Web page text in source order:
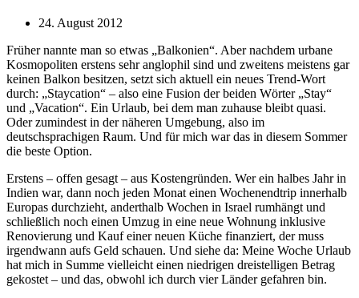
24. August 2012
Früher nannte man so etwas „Balkonien“. Aber nachdem urbane
Kosmopoliten erstens sehr anglophil sind und zweitens meistens gar
keinen Balkon besitzen, setzt sich aktuell ein neues Trend-Wort
durch: „Staycation“ – also eine Fusion der beiden Wörter „Stay“
und „Vacation“. Ein Urlaub, bei dem man zuhause bleibt quasi.
Oder zumindest in der näheren Umgebung, also im
deutschsprachigen Raum. Und für mich war das in diesem Sommer
die beste Option.
Erstens – offen gesagt – aus Kostengründen. Wer ein halbes Jahr in
Indien war, dann noch jeden Monat einen Wochenendtrip innerhalb
Europas durchzieht, anderthalb Wochen in Israel rumhängt und
schließlich noch einen Umzug in eine neue Wohnung inklusive
Renovierung und Kauf einer neuen Küche finanziert, der muss
irgendwann aufs Geld schauen. Und siehe da: Meine Woche Urlaub
hat mich in Summe vielleicht einen niedrigen dreistelligen Betrag
gekostet – und das, obwohl ich durch vier Länder gefahren bin.